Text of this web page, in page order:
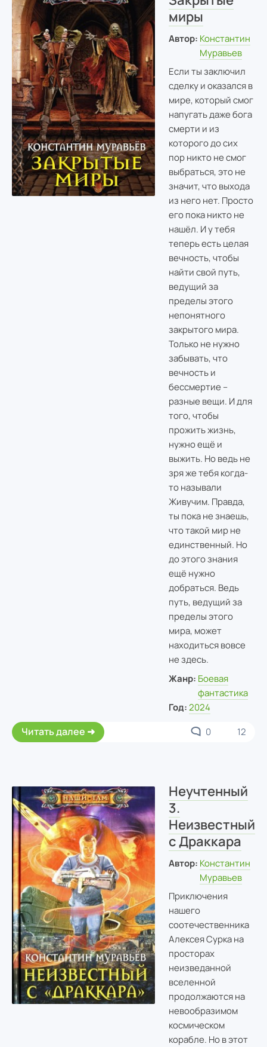
миры
Автор: Константин
Муравьев
Если ты заключил
сделку и оказался в
мире, который смог
напугать даже бога
смерти и из
которого до сих
пор никто не смог
выбраться, это не
значит, что выхода
из него нет. Просто
его пока никто не
нашёл. И у тебя
теперь есть целая
вечность, чтобы
найти свой путь,
ведущий за
пределы этого
непонятного
закрытого мира.
Только не нужно
забывать, что
вечность и
бессмертие –
разные вещи. И для
того, чтобы
прожить жизнь,
нужно ещё и
выжить. Но ведь не
зря же тебя когда-
то называли
Живучим. Правда,
ты пока не знаешь,
что такой мир не
единственный. Но
до этого знания
ещё нужно
добраться. Ведь
путь, ведущий за
пределы этого
мира, может
находиться вовсе
не здесь.
Жанр: Боевая
фантастика
Год: 2024
Читать далее 0 12
Неучтенный
3.
Неизвестный
с Драккара
Автор: Константин
Муравьев
Приключения
нашего
соотечественника
Алексея Сурка на
просторах
неизведанной
вселенной
продолжаются на
невообразимом
космическом
корабле. Но в этот